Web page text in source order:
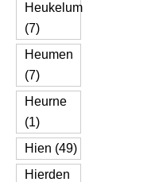
Heukelum
(7)
Heumen
(7)
Heurne
(1)
Hien (49)
Hierden